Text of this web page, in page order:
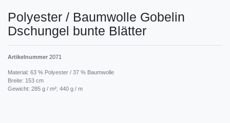
Polyester / Baumwolle Gobelin
Dschungel bunte Blätter
Artikelnummer 2071
Material: 63 % Polyester / 37 % Baumwolle
Breite: 153 cm
Gewicht: 285 g / m²; 440 g / m